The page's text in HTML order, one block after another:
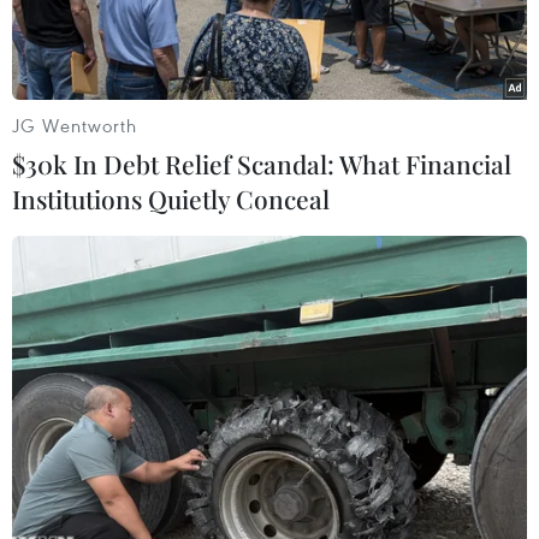
Máy bay tiêm kích Su-35 của Nga. (Nguồn: avioners.net)
Reuters đưa tin, ngày 18/5, Giám đốc Cơ quan
Liên bang Nga về Hợp tác Quân sự-Kỹ thuật
(FSVTS), ông Alexander Fomin cho biết cơ quan
này hy vọng sẽ đạt mục tiêu xuất khẩu các loại
vũ khí trị giá 14 tỷ USD đặt ra cho năm 2016.
Theo ông Fomin, tổng giá trị các đơn đặt hàng
JG Wentworth
$30k In Debt Relief Scandal: What Financial
Institutions Quietly Conceal